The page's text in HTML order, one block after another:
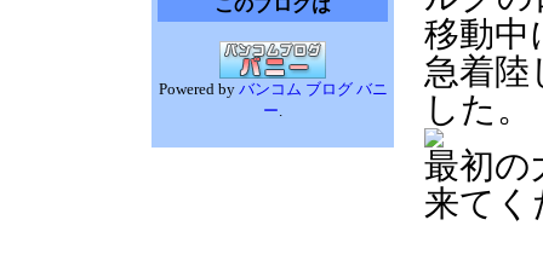
このブログは
Powered by バンコム ブログ バニ
ー.
移動中
急着陸
した。
最初の
来てく